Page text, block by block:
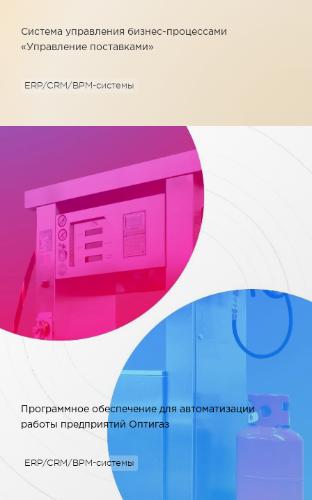
Система управления бизнес-процессами
«Управление поставками»
ERP/CRM/BPM-системы
Программное обеспечение для автоматизации
работы предприятий Оптигаз
ERP/CRM/BPM-системы